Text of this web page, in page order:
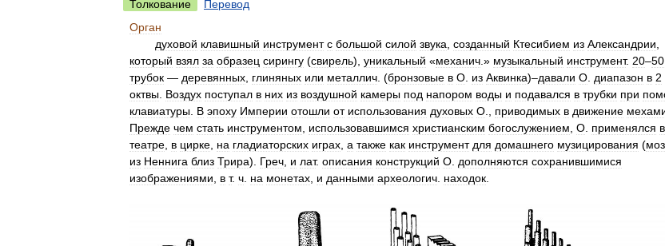
Толкование
Перевод
Орган
духовой клавишный инструмент с большой силой звука созданный Ктесибием из Александрии
который взял за образец сирингу (свирель), уникальный «механич .» музыкальный инструмент. 20–50
трубок — деревянных глиняных или металлич . (бронзовые в О из Аквинка)–давали О диапазон в 2
октвы Воздух поступал в них из воздушной камеры под напором воды и подавался в трубки при
клавиатуры В эпоху Империи отошли от использования духовых О приводимых в движение
Прежде чем стать инструментом использовавшимся христианским богослужением О применялся в
театре в цирке на гладиаторских играх а также как инструмент для домашнего музицирования (
из Неннига близ Трира). Греч и лат. описания конструкций О дополняются сохранившимися
изображениями
в т. ч на монетах и данными археологич находок